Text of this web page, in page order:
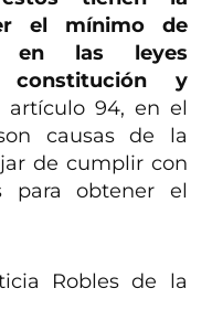
el mínimo de
en las leyes
y
artículo 94, en el
causas de la
de cumplir con
para obtener el
Robles de la